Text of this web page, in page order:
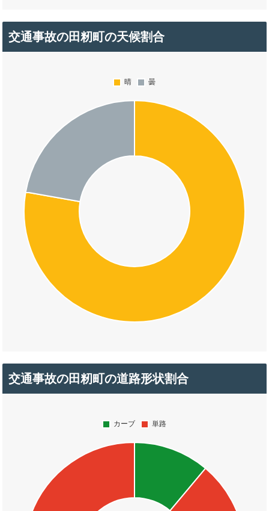
交通事故の田籾町の天候割合
交通事故の田籾町の道路形状割合